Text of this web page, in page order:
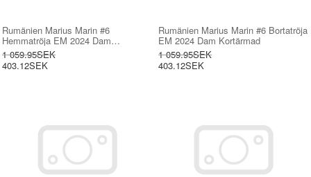
Rumänien Marius Marin #6
Hemmatröja EM 2024 Dam
Kortärmad
1 059.95SEK
403.12SEK
Rumänien Marius Marin #6 Bortatröja
EM 2024 Dam Kortärmad
1 059.95SEK
403.12SEK